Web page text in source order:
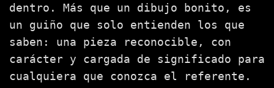
dentro. Más que un dibujo bonito, es
un guiño que solo entienden los que
saben: una pieza reconocible, con
carácter y cargada de significado para
cualquiera que conozca el referente.